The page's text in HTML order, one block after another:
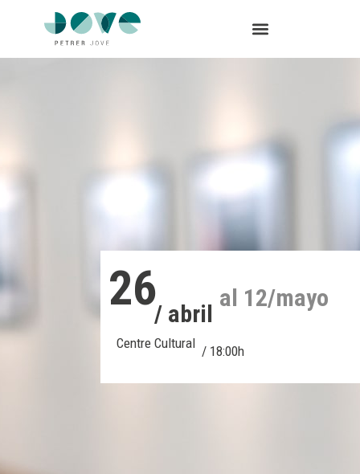
26/ abril
al 12/mayo
Centre Cultural / 18:00h